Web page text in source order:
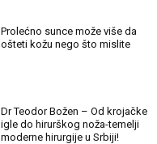
Prolećno sunce može više da
ošteti kožu nego što mislite
Dr Teodor Božen – Od krojačke
igle do hirurškog noža-temelji
moderne hirurgije u Srbiji!